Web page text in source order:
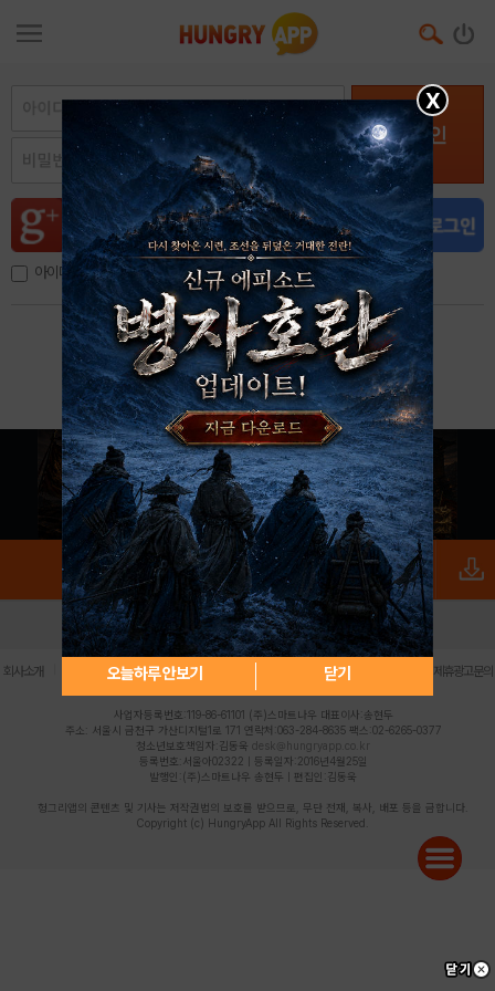
로그인
아이디, 이메일 저장
아이디 / 비밀번호 찾기 회원가입
X
오늘하루 안보기 닫기
로그인 PC버전 전체앱
회사소개 | 개인정보 처리방침 불법촬영물 신고센터 제휴광고문의
사업자등록번호:119-86-61101 (주)스마트나우 대표이사:송현두
주소: 서울시 금천구 가산디지털1로 171 연락처:063-284-8635 팩스:02-6265-0377
청소년보호책임자:김동욱 desk@hungryapp.co.kr
등록번호:서울아02322 | 등록일자:2016년4월25일
발행인:(주)스마트나우 송현두 | 편집인:김동욱
헝그리앱의 콘텐츠 및 기사는 저작권법의 보호를 받으므로, 무단 전재, 복사, 배포 등을 금합니다.
Copyright (c) HungryApp All Rights Reserved.